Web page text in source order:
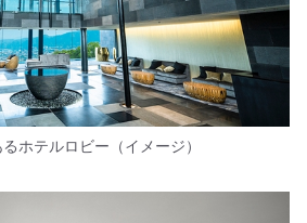
ホテルロビー（イメージ）